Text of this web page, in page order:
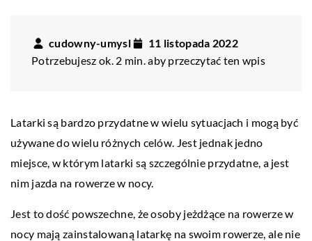
cudowny-umysl
11 listopada 2022
Potrzebujesz ok. 2 min. aby przeczytać ten wpis
Latarki są bardzo przydatne w wielu sytuacjach i mogą być
używane do wielu różnych celów. Jest jednak jedno
miejsce, w którym latarki są szczególnie przydatne, a jest
nim jazda na rowerze w nocy.
Jest to dość powszechne, że osoby jeżdżące na rowerze w
nocy mają zainstalowaną latarkę na swoim rowerze, ale nie